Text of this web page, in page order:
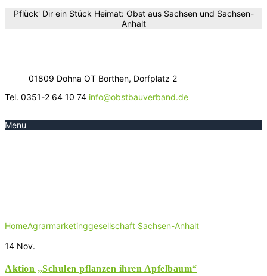
Pflück' Dir ein Stück Heimat: Obst aus Sachsen und Sachsen-
Anhalt
01809 Dohna OT Borthen, Dorfplatz 2
Tel. 0351-2 64 10 74 info@obstbauverband.de
Menu
HomeAgrarmarketinggesellschaft Sachsen-Anhalt
14 Nov.
Aktion „Schulen pflanzen ihren Apfelbaum“